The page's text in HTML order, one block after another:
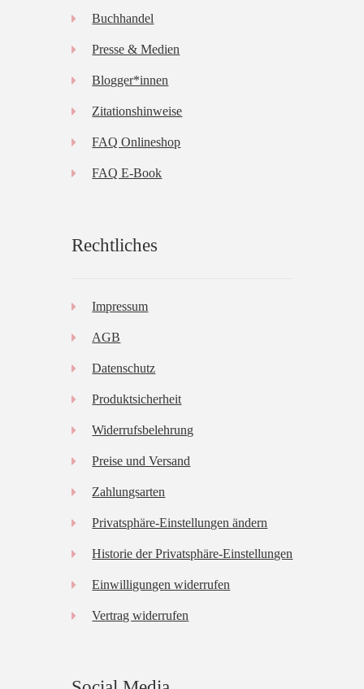
Buchhandel
Presse & Medien
Blogger*innen
Zitationshinweise
FAQ Onlineshop
FAQ E-Book
Rechtliches
Impressum
AGB
Datenschutz
Produktsicherheit
Widerrufsbelehrung
Preise und Versand
Zahlungsarten
Privatsphäre-Einstellungen ändern
Historie der Privatsphäre-Einstellungen
Einwilligungen widerrufen
Vertrag widerrufen